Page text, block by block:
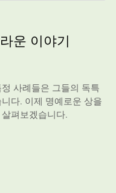
운 이야기
사례들은 그들의 독특
다. 이제 명예로운 상을
펴보겠습니다.